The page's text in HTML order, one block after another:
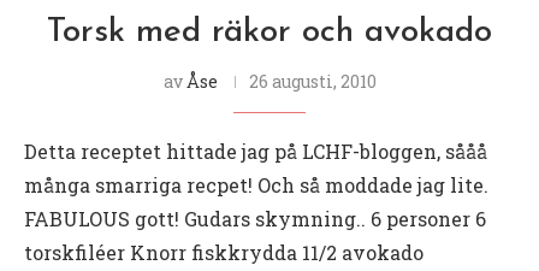
Torsk med räkor och avokado
av Åse 26 augusti, 2010
Detta receptet hittade jag på LCHF-bloggen, sååå
många smarriga recpet! Och så moddade jag lite.
FABULOUS gott! Gudars skymning.. 6 personer 6
torskfiléer Knorr fiskkrydda 11/2 avokado